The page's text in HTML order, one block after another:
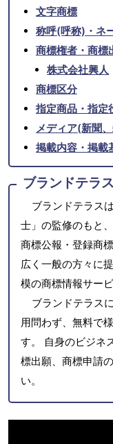
文字商標
称呼(呼称)・ネ
商標権者・商標
株式会社興人
商標区分
指定商品・指定
メディア(新聞
掲載内容・掲載
ブランドテラ
ブランドテラス
士」の監修のもと
商標公報・登録商
広く一般の方々に
模の商標情報サービ
ブランドテラス
用問わず、無料で
す。 自身のビジネ
標出願、商標申請
い。